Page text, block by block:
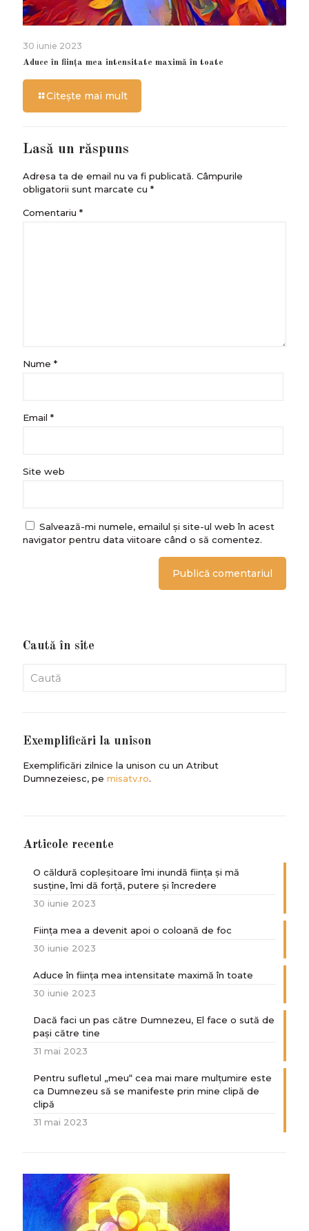
30 iunie 2023
Aduce în ființa mea intensitate maximă în toate
Citește mai mult
Lasă un răspuns
Adresa ta de email nu va fi publicată. Câmpurile
obligatorii sunt marcate cu *
Comentariu *
Nume *
Email *
Site web
Salvează-mi numele, emailul și site-ul web în acest
navigator pentru data viitoare când o să comentez.
Caută în site
Exemplificări la unison
Exemplificări zilnice la unison cu un Atribut
Dumnezeiesc, pe misatv.ro.
Articole recente
O căldură copleșitoare îmi inundă ființa și mă
susține, îmi dă forță, putere și încredere
30 iunie 2023
Ființa mea a devenit apoi o coloană de foc
30 iunie 2023
Aduce în ființa mea intensitate maximă în toate
30 iunie 2023
Dacă faci un pas către Dumnezeu, El face o sută de
paşi către tine
31 mai 2023
Pentru sufletul „meu“ cea mai mare mulțumire este
ca Dumnezeu să se manifeste prin mine clipă de
clipă
31 mai 2023